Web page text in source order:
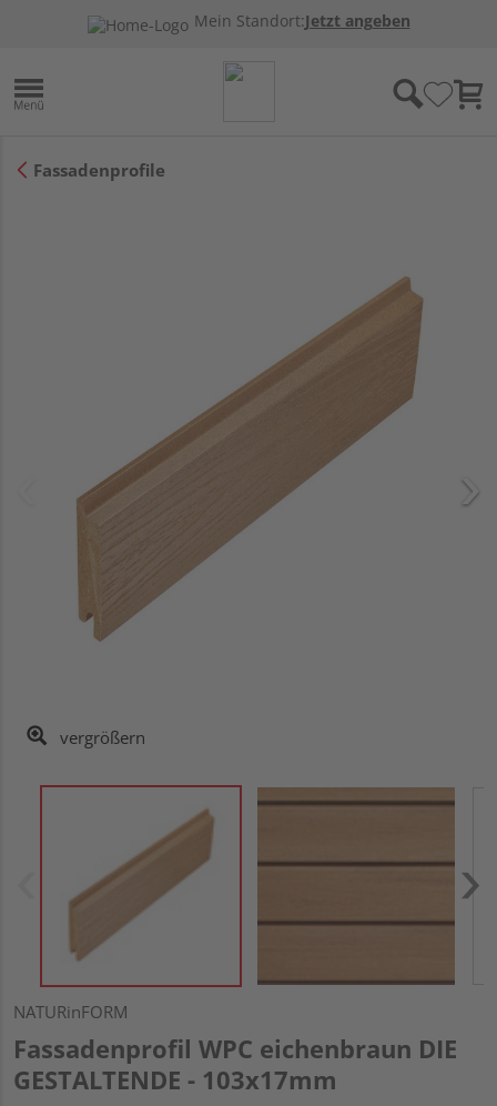
Mein Standort:Jetzt angeben
Fassadenprofile
vergrößern
NATURinFORM
Fassadenprofil WPC eichenbraun DIE
GESTALTENDE - 103x17mm